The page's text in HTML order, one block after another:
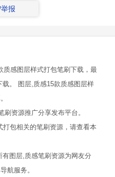
报
质感图层样式打包笔刷下载，最
。 图层,质感15款质感图层样
资源推广分享发布平台。
包相关的笔刷资源，请查看本
图层,质感笔刷资源为网友分
航服务。